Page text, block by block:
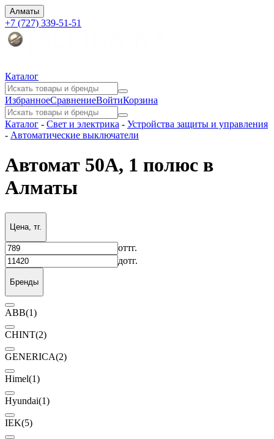
Алматы
+7 (727) 339-51-51
Каталог
ИзбранноеСравнениеВойтиКорзина
Каталог - Свет и электрика - Устройства защиты и управления
- Автоматические выключатели
Автомат 50А, 1 полюс в
Алматы
Цена, тг.
оттг.
дотг.
Бренды
ABB(1)
CHINT(2)
GENERICA(2)
Himel(1)
Hyundai(1)
IEK(5)